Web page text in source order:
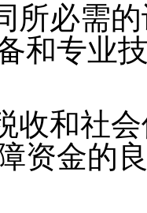
所必需
和专业
收和社
资金的